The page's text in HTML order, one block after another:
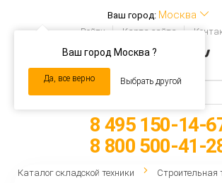
Ваш город: Москва
Ваш город Москва ?
Да, все верно Выбрать другой
Войти Карта сайта
navigation
8 495 150-14-
8 800 500-41-
Каталог складской техники
Строительная